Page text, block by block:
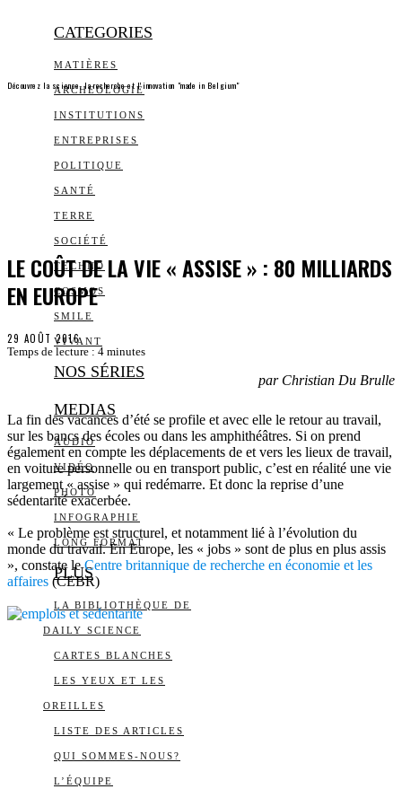
CATEGORIES
MATIÈRES
ARCHEOLOGIE
INSTITUTIONS
ENTREPRISES
POLITIQUE
SANTÉ
TERRE
SOCIÉTÉ
TECHNO
COSMOS
SMILE
VIVANT
NOS SÉRIES
MEDIAS
AUDIO
VIDÉO
PHOTO
INFOGRAPHIE
LONG FORMAT
PLUS
LA BIBLIOTHÈQUE DE
DAILY SCIENCE
CARTES BLANCHES
LES YEUX ET LES
OREILLES
LISTE DES ARTICLES
QUI SOMMES-NOUS?
L’ÉQUIPE
Découvrez la science, la recherche et l’innovation "made in Belgium"
LE COÛT DE LA VIE « ASSISE » : 80 MILLIARDS
EN EUROPE
29 AOÛT 2016
Temps de lecture : 4 minutes
par Christian Du Brulle
La fin des vacances d’été se profile et avec elle le retour au travail,
sur les bancs des écoles ou dans les amphithéâtres. Si on prend
également en compte les déplacements de et vers les lieux de travail,
en voiture personnelle ou en transport public, c’est en réalité une vie
largement « assise » qui redémarre. Et donc la reprise d’une
sédentarité exacerbée.
« Le problème est structurel, et notamment lié à l’évolution du
monde du travail. En Europe, les « jobs » sont de plus en plus assis
», constate leCentre britannique de recherche en économie et les
affaires (CEBR)